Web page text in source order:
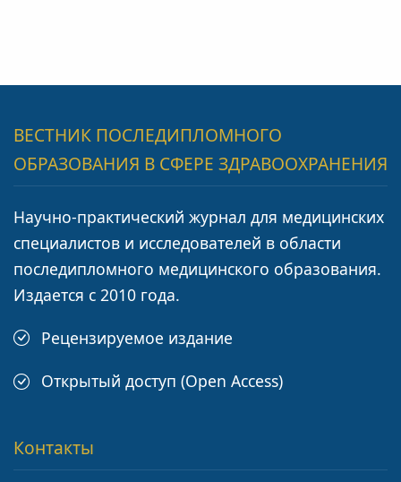
ВЕСТНИК ПОСЛЕДИПЛОМНОГО
ОБРАЗОВАНИЯ В СФЕРЕ ЗДРАВООХРАНЕНИЯ
Научно-практический журнал для медицинских
специалистов и исследователей в области
последипломного медицинского образования.
Издается с 2010 года.
Рецензируемое издание
Открытый доступ (Open Access)
Контакты